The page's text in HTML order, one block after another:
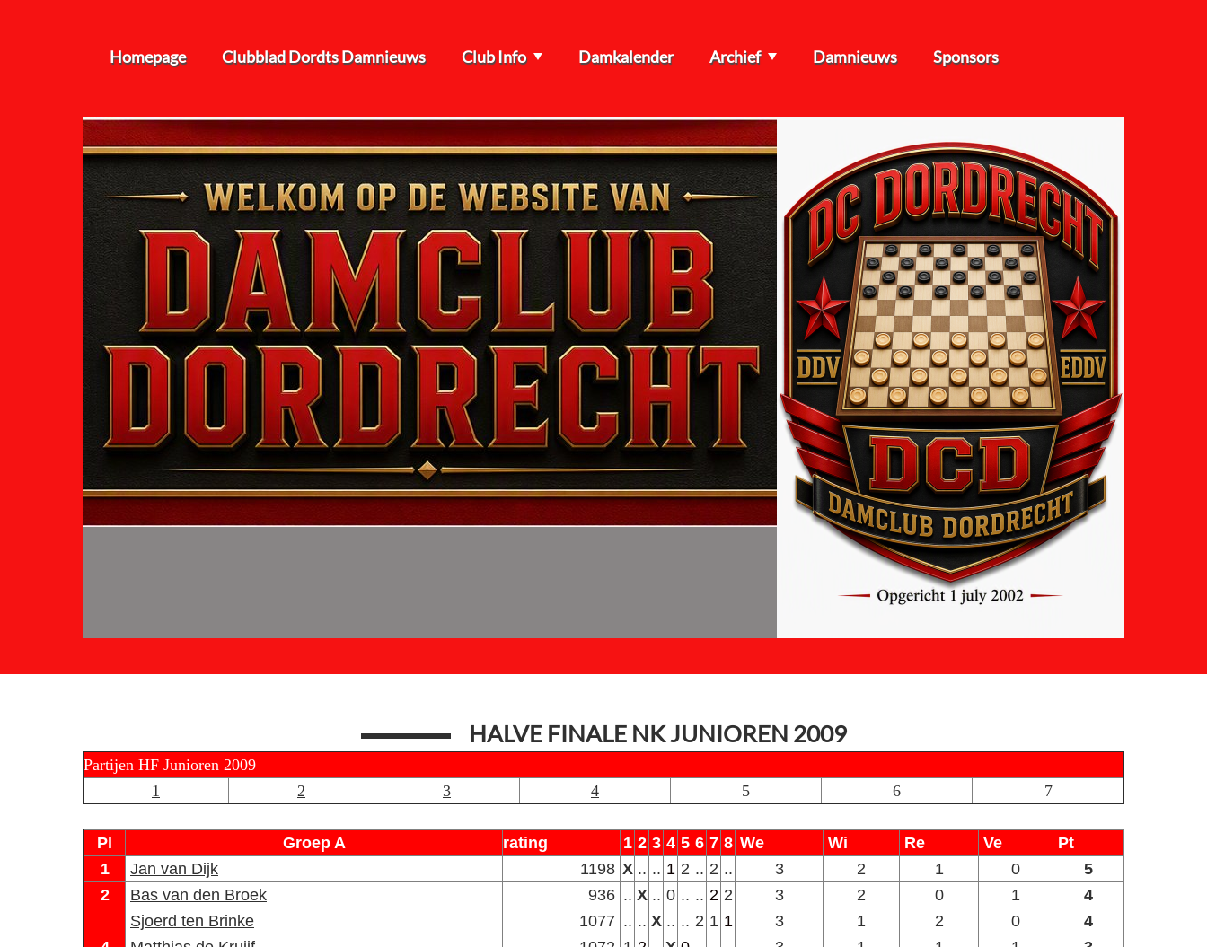
HALVE FINALE NK JUNIOREN 2009
Partijen HF Junioren 2009
1
2 3 4 5 6 7
Pl Groep A rating 1 2 3 4 5 6 7 8 We Wi Re Ve
Pt
1
Jan van Dijk 1198 X .. .. 1 2 .. 2 .. 3 2 1 0
5
2
Bas van den Broek 936 .. X .. 0 .. .. 2 2 3 2 0 1
4
Sjoerd ten Brinke
1077 .. .. X .. .. 2 1 1 3 1 2 0
4
Homepage Clubblad Dordts Damnieuws Club Info Damkalender Archief Damnieuws Sponsors